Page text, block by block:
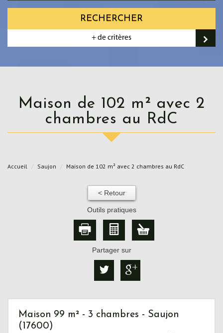
RECHERCHER
+ de critères
Maison de 102 m² avec 2
chambres au RdC
Accueil Saujon Maison de 102 m² avec 2 chambres au RdC
< Retour
Outils pratiques
Partager sur
Maison 99 m² - 3 chambres - Saujon
(17600)